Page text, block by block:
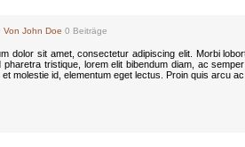
Von John Doe 0 Beiträge
dolor sit amet, consectetur adipiscing elit. Morbi
pharetra tristique, lorem elit bibendum diam, ac
et molestie id, elementum eget lectus. Proin quis arcu